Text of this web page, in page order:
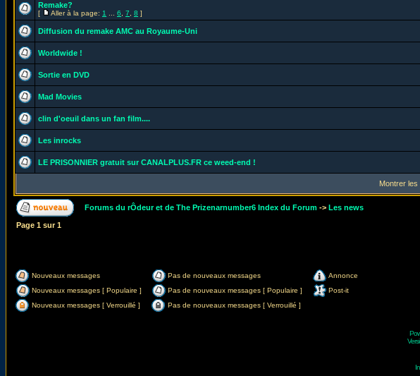
Remake?
[ Aller à la page: 1 6 7 8 ]
Diffusion du remake AMC au Royaume-Uni
Worldwide !
Sortie en DVD
Mad Movies
clin d'oeuil dans un fan film....
Les inrocks
LE PRISONNIER gratuit sur CANALPLUS.FR ce weed-end !
Montrer les
Forums du rÔdeur et de The Prizenarnumber6 Index du Forum -> Les news
Page 1 sur1
Nouveaux messages Pas de nouveaux messages
Annonce
Nouveaux messages [ Populaire ]
Pas de nouveaux messages [ Populaire ]
Post-it
Nouveaux messages [ Verrouillé ]
Pas de nouveaux messages [ Verrouillé ]